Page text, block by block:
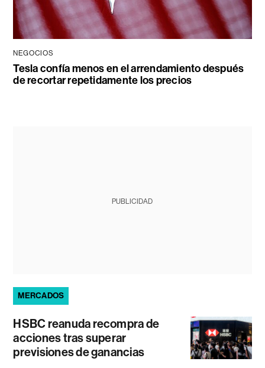
NEGOCIOS
Tesla confía menos en el arrendamiento después
de recortar repetidamente los precios
PUBLICIDAD
MERCADOS
HSBC reanuda recompra de
acciones tras superar
previsiones de ganancias